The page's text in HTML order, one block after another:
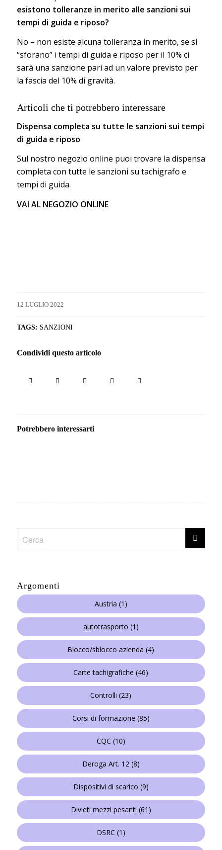
esistono tolleranze in merito alle sanzioni sui
tempi di guida e riposo?
No – non esiste alcuna tolleranza in merito, se si
“sforano” i tempi di guida e riposo per il 10% ci
sarà una sanzione pari ad un valore previsto per
la fascia del 10% di gravità.
Articoli che ti potrebbero interessare
Dispensa completa su tutte le sanzioni sui tempi
di guida e riposo
Sul nostro negozio online puoi trovare la dispensa
completa con tutte le sanzioni su tachigrafo e
tempi di guida.
VAI AL NEGOZIO ONLINE
12 LUGLIO 2022
TAGS: SANZIONI
Condividi questo articolo
Potrebbero interessarti
Argomenti
Austria (1)
autotrasporto (1)
Blocco/sblocco azienda (4)
Carte tachigrafiche (46)
Controlli (23)
Corsi di formazione (85)
CQC (10)
Deroga Art. 12(8)
Dispositivi di scarico (9)
Divieti mezzi pesanti (61)
DSRC (1)